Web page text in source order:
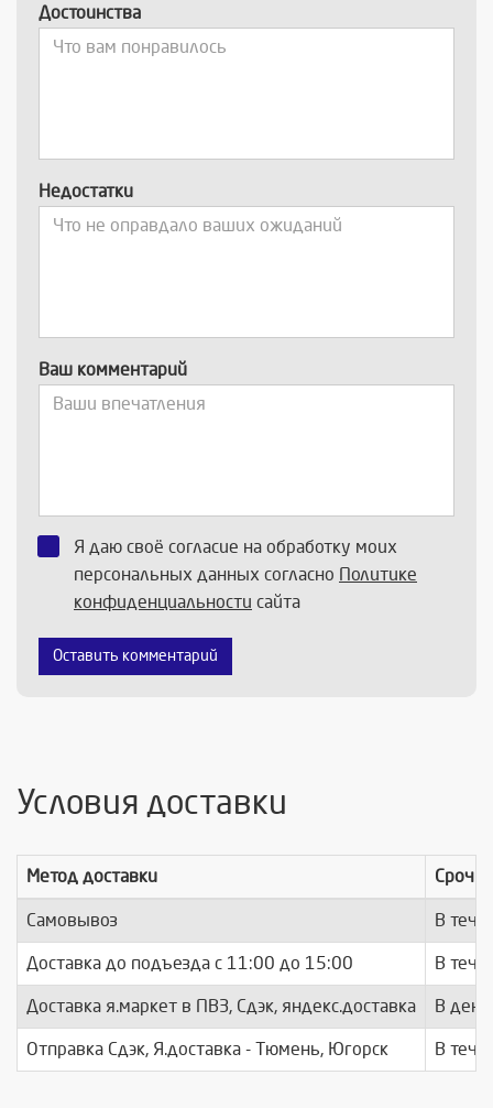
Достоинства
Недостатки
Ваш комментарий
Я даю своё согласие на обработку моих
персональных данных согласно Политике
конфиденциальности сайта
Оставить комментарий
Условия доставки
Метод доставки
Самовывоз В
Доставка до подъезда c 11:00 до 15:00 В
Доставка я.маркет в ПВЗ, Сдэк, яндекс.доставка В день
Отправка Сдэк, Я.доставка - Тюмень, Югорск В